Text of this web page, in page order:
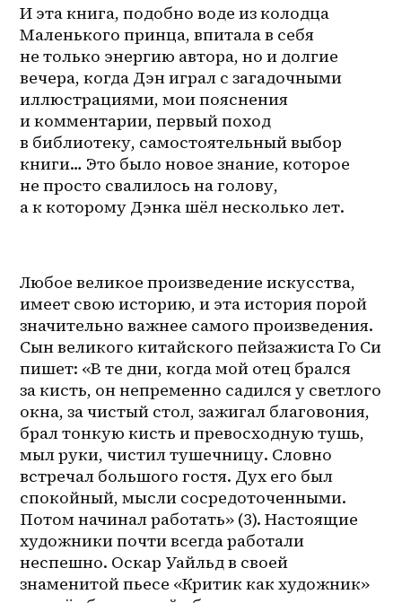
И эта книга, подобно воде из колодца
Маленького принца, впитала в себя
не только энергию автора, но и долгие
вечера, когда Дэн играл с загадочными
иллюстрациями, мои пояснения
и комментарии, первый поход
в библиотеку, самостоятельный выбор
книги… Это было новое знание, которое
не просто свалилось на голову,
а к которому Дэнка шёл несколько лет.
Любое великое произведение искусства,
имеет свою историю, и эта история порой
значительно важнее самого произведения.
Сын великого китайского пейзажиста Го Си
пишет: «В те дни, когда мой отец брался
за кисть, он непременно садился у светлого
окна, за чистый стол, зажигал благовония,
брал тонкую кисть и превосходную тушь,
мыл руки, чистил тушечницу. Словно
встречал большого гостя. Дух его был
спокойный, мысли сосредоточенными.
Потом начинал работать» (3). Настоящие
художники почти всегда работали
неспешно. Оскар Уайльд в своей
знаменитой пьесе «Критик как художник»